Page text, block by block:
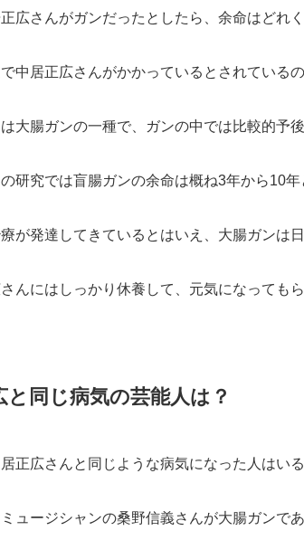
広さんがガンだったとしたら、余命はどれ
中居正広さんがかかっているとされている
大腸ガンの一種で、ガンの中では比較的予
研究では盲腸ガンの余命は概ね3年から10年
が発達してきているとはいえ、大腸ガンは
んにはしっかり休養して、元気になっても
と同じ病気の芸能人は？
正広さんと同じような病気になった人はい
ュージシャンの桑野信義さんが大腸ガンで